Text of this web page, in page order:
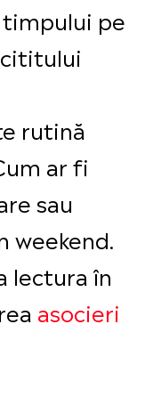
pe
rutină
ar fi
sau
weekend.
lectura în
asocieri